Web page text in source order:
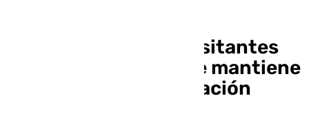
Andalucía reina en visitantes
españoles, aunque se mantiene
por detrás en recaudación